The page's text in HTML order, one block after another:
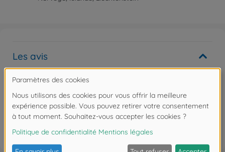
Les avis
Ecrire le premier commentaire
FAQ